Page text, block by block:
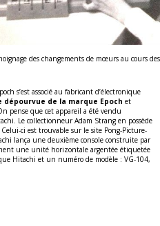
des changements de mœurs au cours
s’est associé au fabricant d’électronique
de la marque Epoch et
pense que cet appareil a été vendu
Le collectionneur Adam Strang en possède
ci est trouvable sur le site Pong-Picture-
lança une deuxième console construite par
une unité horizontale argentée étiquetée
Hitachi et un numéro de modèle : VG-104,